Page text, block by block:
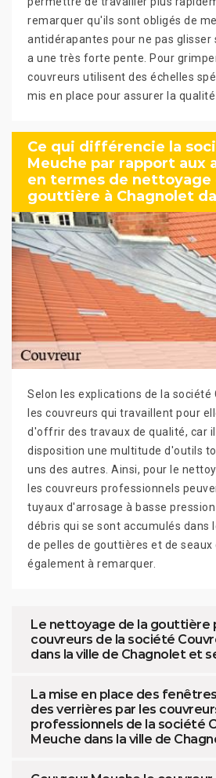
remarquer qu'ils sont obligés de
antidérapantes pour ne pas
a une très forte pente. Pour
couvreurs utilisent des échelles
mis en place pour assurer la
Ce qui différencie la
Meuche par rapport aux
en termes de nettoyage
gouttière à Chagnolet
Selon les explications de la société
les couvreurs qui travaillent pour
d'offrir des travaux de qualité, car
disposition une multitude d'outils
uns des autres. Ainsi, pour le
les couvreurs professionnels
tuyaux d'arrosage à basse
débris qui se sont accumulés dans
de pelles de gouttières et de seaux
également à remarquer.
Le nettoyage de la gouttière
couvreurs de la société
dans la ville de Chagnolet et
La mise en place des
des verrières par les
professionnels de la société
Meuche dans la ville de